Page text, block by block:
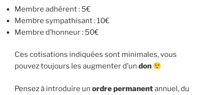
Membre adhérent : 5€
Membre sympathisant : 10€
Membre d’honneur : 50€
Ces cotisations indiquées sont minimales, vous
pouvez toujours les augmenter d’un don
Pensez à introduire un ordre permanentannuel, du